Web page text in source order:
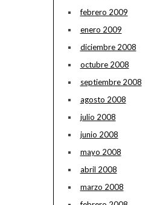
febrero 2009
enero 2009
diciembre 2008
octubre 2008
septiembre 2008
agosto 2008
julio 2008
junio 2008
mayo 2008
abril 2008
marzo 2008